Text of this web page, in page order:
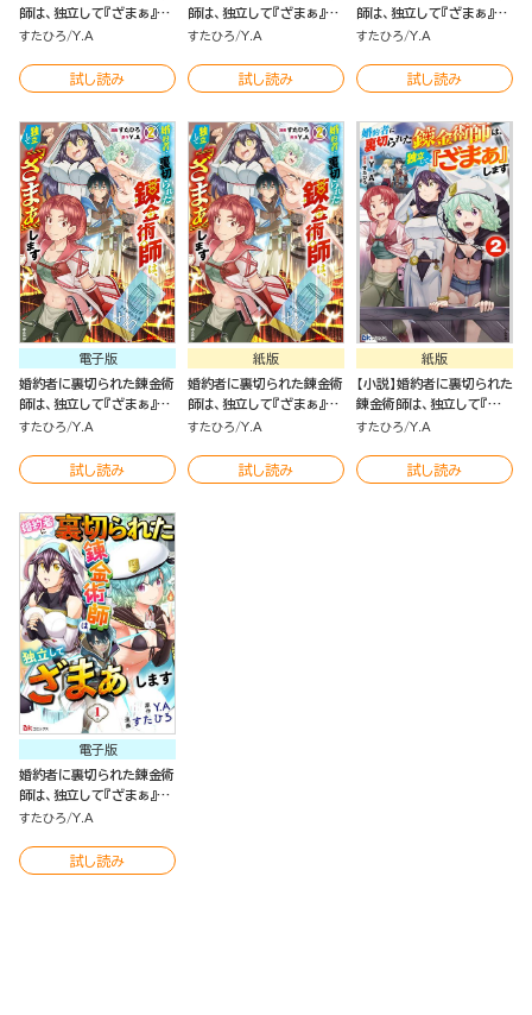
師は、独立して『ざまぁ』し
ます（4）
すたひろ Y.A
試し読み
師は、独立して『ざまぁ』し
ます（3）
すたひろ Y.A
試し読み
師は、独立して『ざまぁ』し
ます（3）
すたひろ Y.A
試し読み
電子版
婚約者に裏切られた錬金術
師は、独立して『ざまぁ』し
ます（2）
すたひろ Y.A
試し読み
紙版
婚約者に裏切られた錬金術
師は、独立して『ざまぁ』し
ます（2）
すたひろ Y.A
試し読み
紙版
【小説】婚約者に裏切られた
錬金術師は、独立して『ざ
まぁ』します （2）
すたひろ Y.A
試し読み
電子版
婚約者に裏切られた錬金術
師は、独立して『ざまぁ』し
ます コミック版 （分冊版）
すたひろ Y.A
試し読み